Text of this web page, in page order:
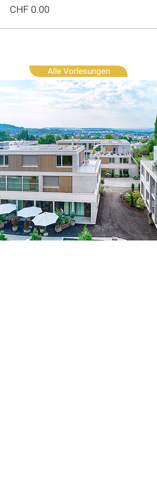
CHF 0.00
Alle Vorlesungen